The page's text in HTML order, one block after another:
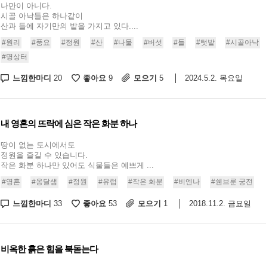
나만이 아니다.
시골 아낙들은 하나같이
산과 들에 자기만의 밭을 가지고 있다....
#원리 #풍요 #정원 #산 #나물 #버섯 #들 #텃밭
#시골아낙
#명상터
느낌한마디 20 좋아요 9 모으기 5 2024.5.2. 목요일
내 영혼의 뜨락에 심은 작은 화분 하나
땅이 없는 도시에서도
정원을 즐길 수 있습니다.
작은 화분 하나만 있어도 식물들은 예쁘게 ...
#영혼 #옹달샘 #정원 #유럽 #작은 화분 #비엔나 #쉔브룬 궁전
느낌한마디 33 좋아요 53 모으기 1 2018.11.2. 금요일
비옥한 흙은 힘을 북돋는다